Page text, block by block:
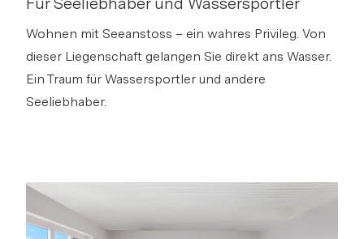
Wohnen mit Seeanstoss – ein wahres Privileg. Von
dieser Liegenschaft gelangen Sie direkt ans Wasser.
Ein Traum für Wassersportler und andere
Seeliebhaber.